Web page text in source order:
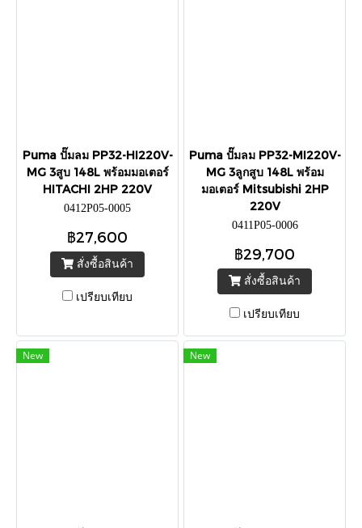
Puma ปั๊มลม PP32-HI220V-
MG 3สูบ 148L พร้อมมอเตอร์
HITACHI 2HP 220V
0412P05-0005
฿27,600
สั่งซื้อสินค้า
เปรียบเทียบ
Puma ปั๊มลม PP32-MI220V-
MG 3ลูกสูบ 148L พร้อม
มอเตอร์ Mitsubishi 2HP
220V
0411P05-0006
฿29,700
สั่งซื้อสินค้า
เปรียบเทียบ
New New